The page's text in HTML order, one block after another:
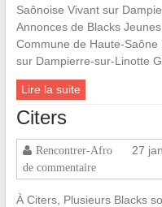
Saônoise Vivant sur
Annonces de Blacks
Commune de Haute-Saône
sur Dampierre-sur-Linotte
Lire la suite
Citers
Rencontrer-Afro 27
de commentaire
À Citers, Plusieurs Blacks